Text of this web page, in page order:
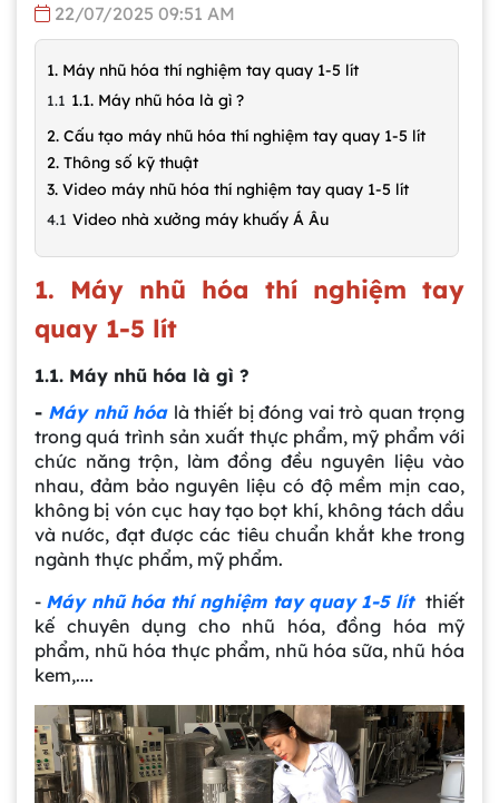
22/07/2025 09:51 AM
1. Máy nhũ hóa thí nghiệm tay quay 1-5 lít
1.1. Máy nhũ hóa là gì ?
2. Cấu tạo máy nhũ hóa thí nghiệm tay quay 1-5 lít
2. Thông số kỹ thuật
3. Video máy nhũ hóa thí nghiệm tay quay 1-5 lít
Video nhà xưởng máy khuấy Á Âu
1. Máy nhũ hóa thí nghiệm tay
quay 1-5 lít
1.1. Máy nhũ hóa là gì ?
- Máy nhũ hóa là thiết bị đóng vai trò quan trọng
trong quá trình sản xuất thực phẩm, mỹ phẩm với
chức năng trộn, làm đồng đều nguyên liệu vào
nhau, đảm bảo nguyên liệu có độ mềm mịn cao,
không bị vón cục hay tạo bọt khí, không tách dầu
và nước, đạt được các tiêu chuẩn khắt khe trong
ngành thực phẩm, mỹ phẩm.
- Máy nhũ hóa thí nghiệm tay quay 1-5 lít thiết
kế chuyên dụng cho nhũ hóa, đồng hóa mỹ
phẩm, nhũ hóa thực phẩm, nhũ hóa sữa, nhũ hóa
kem,....